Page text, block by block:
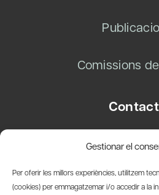
Gestionar el
Per oferir les millors experiències, utilitzem
(cookies) per emmagatzemar i/o accedir a la
Comissions
08003